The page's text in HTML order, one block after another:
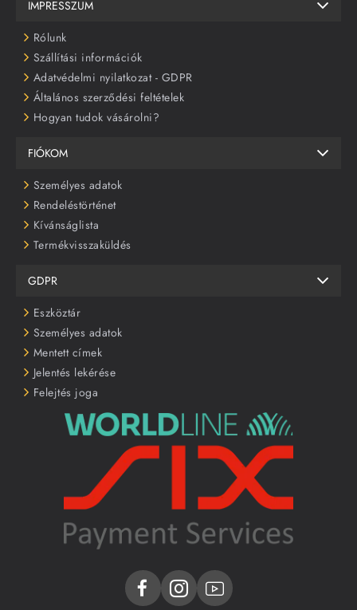
IMPRESSZUM
Rólunk
Szállítási információk
Adatvédelmi nyilatkozat - GDPR
Általános szerződési feltételek
Hogyan tudok vásárolni?
FIÓKOM
Személyes adatok
Rendeléstörténet
Kívánságlista
Termékvisszaküldés
GDPR
Eszköztár
Személyes adatok
Mentett címek
Jelentés lekérése
Felejtés joga